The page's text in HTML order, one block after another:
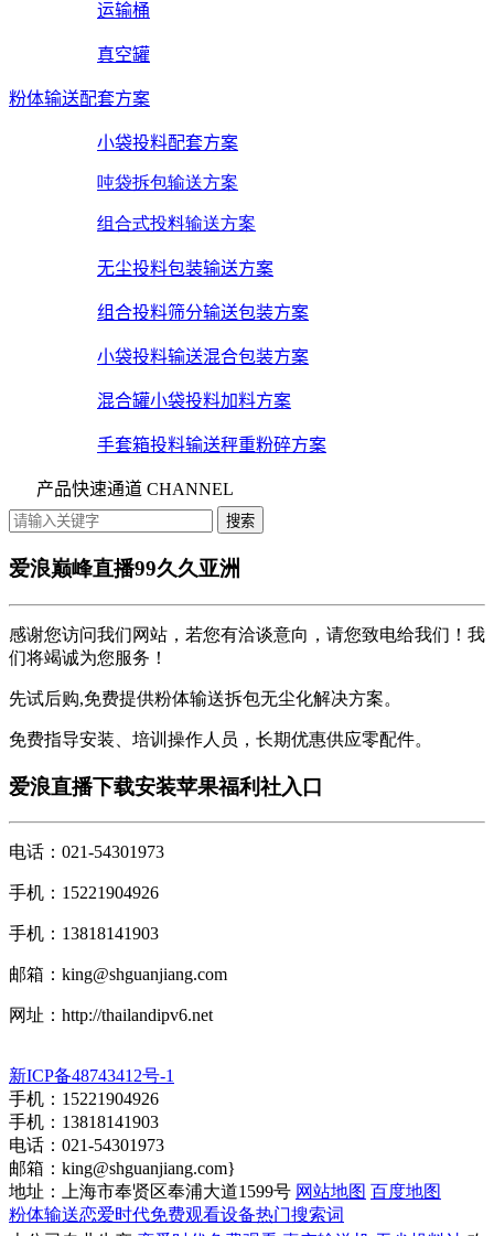
运输桶
真空罐
粉体输送配套方案
小袋投料配套方案
吨袋拆包输送方案
组合式投料输送方案
无尘投料包装输送方案
组合投料筛分输送包装方案
小袋投料输送混合包装方案
混合罐小袋投料加料方案
手套箱投料输送秤重粉碎方案
产品快速通道 CHANNEL
爱浪巅峰直播99久久亚洲
感谢您访问我们网站，若您有洽谈意向，请您致电给我们！我
们将竭诚为您服务！
先试后购,免费提供粉体输送拆包无尘化解决方案。
免费指导安装、培训操作人员，长期优惠供应零配件。
爱浪直播下载安装苹果福利社入口
电话：021-54301973
手机：15221904926
手机：13818141903
邮箱： king@shguanjiang.com
网址：http://thailandipv6.net
新ICP备48743412号-1
手机：15221904926
手机：13818141903
电话：021-54301973
邮箱： king@shguanjiang.com}
地址：上海市奉贤区奉浦大道1599号 网站地图 百度地图
粉体输送恋爱时代免费观看设备热门搜索词